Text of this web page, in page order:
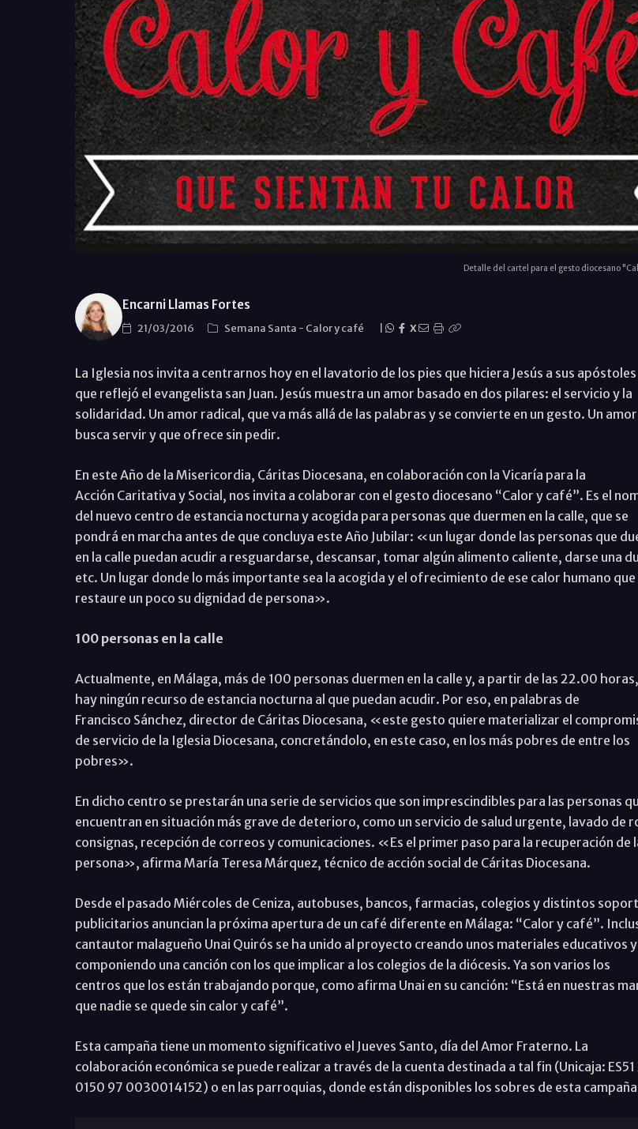
Detalle del cartel para el gesto diocesano
Encarni Llamas Fortes
21/03/2016 Semana Santa - Calor y café X
La Iglesia nos invita a centrarnos hoy en el lavatorio de los pies que hiciera Jesús a sus
que reflejó el evangelista san Juan. Jesús muestra un amor basado en dos pilares: el servicio y la
solidaridad. Un amor radical, que va más allá de las palabras y se convierte en un gesto. Un
busca servir y que ofrece sin pedir.
En este Año de la Misericordia, Cáritas Diocesana, en colaboración con la Vicaría para la
Acción Caritativa y Social, nos invita a colaborar con el gesto diocesano “Calor y café”. Es el
del nuevo centro de estancia nocturna y acogida para personas que duermen en la calle, que se
pondrá en marcha antes de que concluya este Año Jubilar: «un lugar donde las personas que
en la calle puedan acudir a resguardarse, descansar, tomar algún alimento caliente, darse una
etc. Un lugar donde lo más importante sea la acogida y el ofrecimiento de ese calor humano que
restaure un poco su dignidad de persona».
100 personas en la calle
Actualmente, en Málaga, más de 100 personas duermen en la calle y, a partir de las 22.00
hay ningún recurso de estancia nocturna al que puedan acudir. Por eso, en palabras de
Francisco Sánchez, director de Cáritas Diocesana, «este gesto quiere materializar el
de servicio de la Iglesia Diocesana, concretándolo, en este caso, en los más pobres de entre los
pobres».
En dicho centro se prestarán una serie de servicios que son imprescindibles para las personas
encuentran en situación más grave de deterioro, como un servicio de salud urgente, lavado de
consignas, recepción de correos y comunicaciones. «Es el primer paso para la recuperación de
persona», afirma María Teresa Márquez, técnico de acción social de Cáritas Diocesana.
Desde el pasado Miércoles de Ceniza, autobuses, bancos, farmacias, colegios y distintos
publicitarios anuncian la próxima apertura de un café diferente en Málaga: “Calor y café”.
cantautor malagueño Unai Quirós se ha unido al proyecto creando unos materiales educativos y
componiendo una canción con los que implicar a los colegios de la diócesis. Ya son varios los
centros que los están trabajando porque, como afirma Unai en su canción: “Está en nuestras
que nadie se quede sin calor y café”.
Esta campaña tiene un momento significativo el Jueves Santo, día del Amor Fraterno. La
colaboración económica se puede realizar a través de la cuenta destinada a tal fin (Unicaja: ES51
0150 97 0030014152) o en las parroquias, donde están disponibles los sobres de esta